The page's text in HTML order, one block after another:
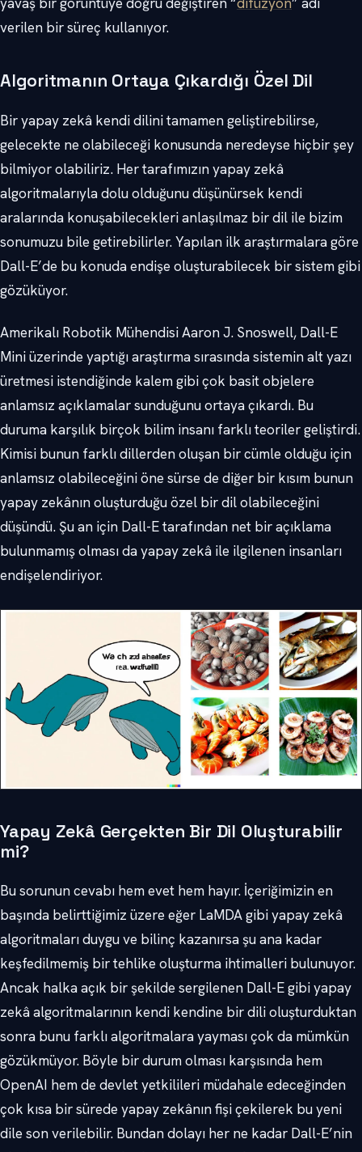
verilen bir süreç kullanıyor.
Algoritmanın Ortaya Çıkardığı Özel Dil
Bir yapay zekâ kendi dilini tamamen geliştirebilirse,
gelecekte ne olabileceği konusunda neredeyse hiçbir şey
bilmiyor olabiliriz. Her tarafımızın yapay zekâ
algoritmalarıyla dolu olduğunu düşünürsek kendi
aralarında konuşabilecekleri anlaşılmaz bir dil ile bizim
sonumuzu bile getirebilirler. Yapılan ilk araştırmalara göre
Dall-E’de bu konuda endişe oluşturabilecek bir sistem gibi
gözüküyor.
Amerikalı Robotik Mühendisi Aaron J. Snoswell, Dall-E
Mini üzerinde yaptığı araştırma sırasında sistemin alt yazı
üretmesi istendiğinde kalem gibi çok basit objelere
anlamsız açıklamalar sunduğunu ortaya çıkardı. Bu
duruma karşılık birçok bilim insanı farklı teoriler geliştirdi.
Kimisi bunun farklı dillerden oluşan bir cümle olduğu için
anlamsız olabileceğini öne sürse de diğer bir kısım bunun
yapay zekânın oluşturduğu özel bir dil olabileceğini
düşündü. Şu an için Dall-E tarafından net bir açıklama
bulunmamış olması da yapay zekâ ile ilgilenen insanları
endişelendiriyor.
Yapay Zekâ Gerçekten Bir Dil Oluşturabilir
mi?
Bu sorunun cevabı hem evet hem hayır. İçeriğimizin en
başında belirttiğimiz üzere eğer LaMDA gibi yapay zekâ
algoritmaları duygu ve bilinç kazanırsa şu ana kadar
keşfedilmemiş bir tehlike oluşturma ihtimalleri bulunuyor.
Ancak halka açık bir şekilde sergilenen Dall-E gibi yapay
zekâ algoritmalarının kendi kendine bir dili oluşturduktan
sonra bunu farklı algoritmalara yayması çok da mümkün
gözükmüyor. Böyle bir durum olması karşısında hem
OpenAI hem de devlet yetkilileri müdahale edeceğinden
çok kısa bir sürede yapay zekânın fişi çekilerek bu yeni
dile son verilebilir. Bundan dolayı her ne kadar Dall-E’nin